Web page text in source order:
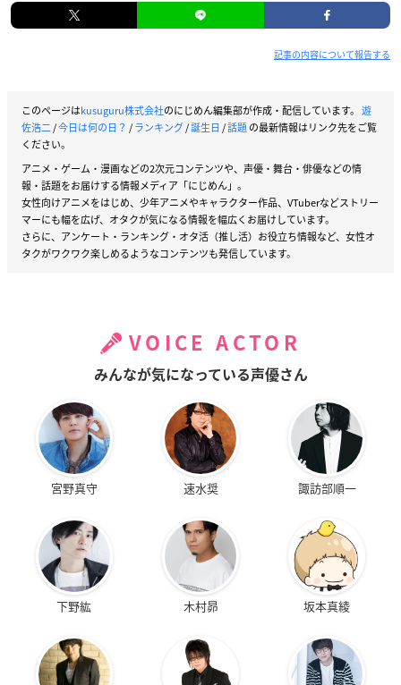
記事の内容について報告する
このページはkusuguru株式会社のにじめん編集部が作成・配信しています。 遊
佐浩二/今日は何の日？ /ランキング/誕生日/話題の最新情報はリンク先をご覧
ください。
アニメ・ゲーム・漫画などの2次元コンテンツや、声優・舞台・俳優などの情
報・話題をお届けする情報メディア「にじめん」。
女性向けアニメをはじめ、少年アニメやキャラクター作品、VTuberなどストリー
マーにも幅を広げ、オタクが気になる情報を幅広くお届けしています。
さらに、アンケート・ランキング・オタ活（推し活）お役立ち情報など、女性オ
タクがワクワク楽しめるようなコンテンツも発信しています。
VOICE ACTOR
みんなが気になっている声優さん
宮野真守 速水奨 諏訪部順一
下野紘 木村昴 坂本真綾